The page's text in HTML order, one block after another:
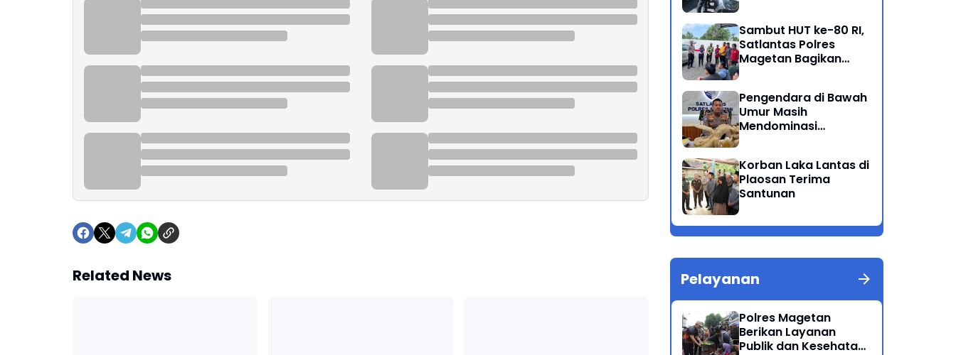
Related News
Sambut HUT ke-80 RI,
Satlantas Polres
Magetan Bagikan
Pengendara di Bawah
Umur Masih
Mendominasi
Korban Laka Lantas di
Plaosan Terima
Santunan
Pelayanan
Polres Magetan
Berikan Layanan
Publik dan Kesehatan